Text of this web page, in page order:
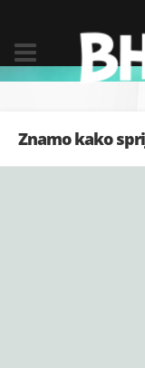
Znamo kako